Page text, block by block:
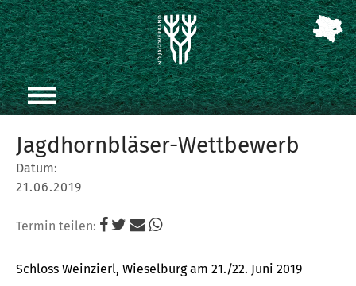
Jagdhornbläser-Wettbewerb
Datum:
21.06.2019
Termin teilen:
Schloss Weinzierl, Wieselburg am 21./22. Juni 2019